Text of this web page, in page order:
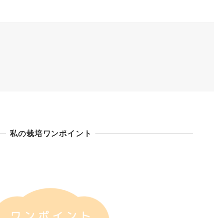
私の栽培ワンポイント